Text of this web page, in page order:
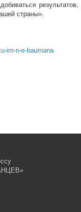
результатов,
страны».
im-n-e-baumana